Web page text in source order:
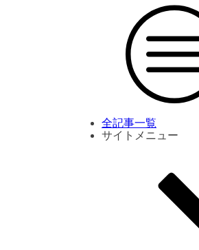
全記事一覧
サイトメニュー